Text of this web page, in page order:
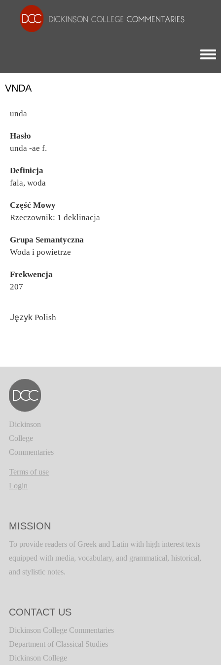
VNDA
unda
Hasło
unda -ae f.
Definicja
fala, woda
Część Mowy
Rzeczownik: 1 deklinacja
Grupa Semantyczna
Woda i powietrze
Frekwencja
207
Język Polish
Dickinson
College
Commentaries
Terms of use
Login
MISSION
To provide readers of Greek and Latin with high interest texts
equipped with media, vocabulary, and grammatical, historical,
and stylistic notes.
CONTACT US
Dickinson College Commentaries
Department of Classical Studies
Dickinson College